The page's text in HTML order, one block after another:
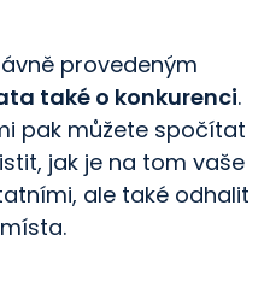
provedeným
také o konkurenci.
pak můžete spočítat
jak je na tom vaše
ale také odhalit